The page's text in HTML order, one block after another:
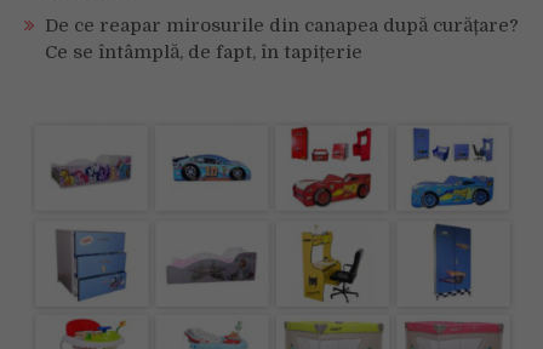
De ce reapar mirosurile din canapea după curățare?
Ce se întâmplă, de fapt, în tapițerie